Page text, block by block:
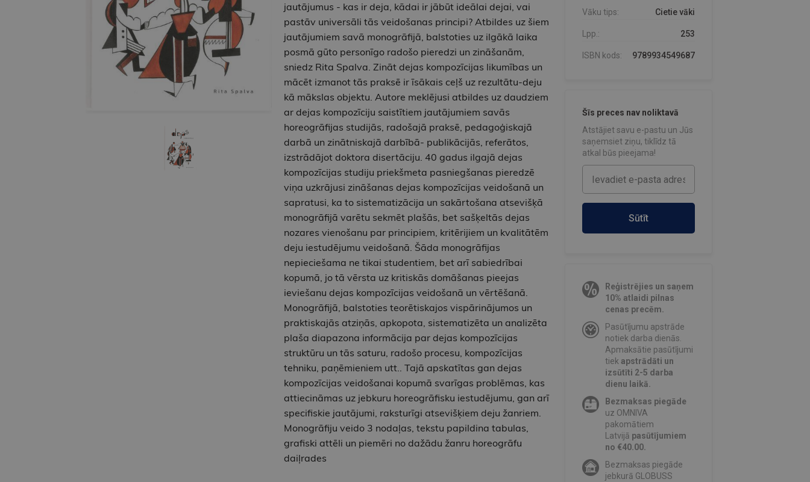
jautājumus - kas ir deja, kādai ir jābūt ideālai dejai, vai
pastāv universāli tās veidošanas principi? Atbildes uz šiem
jautājumiem savā monogrāfijā, balstoties uz ilgākā laika
posmā gūto personīgo radošo pieredzi un zināšanām,
sniedz Rita Spalva. Zināt dejas kompozīcijas likumības un
mācēt izmanot tās praksē ir īsākais ceļš uz rezultātu-deju
kā mākslas objektu. Autore meklējusi atbildes uz daudziem
ar dejas kompozīciju saistītiem jautājumiem savās
horeogrāfijas studijās, radošajā praksē, pedagoģiskajā
darbā un zinātniskajā darbībā- publikācijās, referātos,
izstrādājot doktora disertāciju. 40 gadus ilgajā dejas
kompozīcijas studiju priekšmeta pasniegšanas pieredzē
viņa uzkrājusi zināšanas dejas kompozīcijas veidošanā un
sapratusi, ka to sistematizācija un sakārtošana atsevišķā
monogrāfijā varētu sekmēt plašās, bet sašķeltās dejas
nozares vienošanu par principiem, kritērijiem un kvalitātēm
deju iestudējumu veidošanā. Šāda monogrāfijas
nepieciešama ne tikai studentiem, bet arī sabiedrībai
kopumā, jo tā vērsta uz kritiskās domāšanas pieejas
ieviešanu dejas kompozīcijas veidošanā un vērtēšanā.
Monogrāfijā, balstoties teorētiskajos vispārinājumos un
praktiskajās atziņās, apkopota, sistematizēta un analizēta
plaša diapazona informācija par dejas kompozīcijas
struktūru un tās saturu, radošo procesu, kompozīcijas
tehniku, paņēmieniem utt.. Tajā apskatītas gan dejas
kompozīcijas veidošanai kopumā svarīgas problēmas, kas
attiecināmas uz jebkuru horeogrāfisku iestudējumu, gan arī
specifiskie jautājumi, raksturīgi atsevišķiem deju žanriem.
Monogrāfiju veido 3 nodaļas, tekstu papildina tabulas,
grafiski attēli un piemēri no dažādu žanru horeogrāfu
daiļrades
Vāku tips: Cietie vāki
Lpp.: 253
ISBN kods: 9789934549687
Šīs preces nav noliktavā
Atstājiet savu e-pastu un Jūs
saņemsiet ziņu, tiklīdz tā
atkal būs pieejama!
Sūtīt
Reģistrējies un saņem
10% atlaidi pilnas
cenas precēm.
Pasūtījumu apstrāde
notiek darba dienās.
Apmaksātie pasūtījumi
tiekapstrādāti un
izsūtīti 2-5 darba
dienu laikā.
Bezmaksas piegāde
uz OMNIVA
pakomātiem
Latvijā pasūtījumiem
no €40.00.
Bezmaksas piegāde
jebkurā GLOBUSS